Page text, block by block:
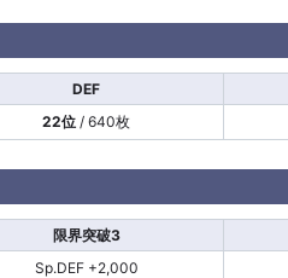
DEF
22位 / 640枚
限界突破3
Sp.DEF +2,000